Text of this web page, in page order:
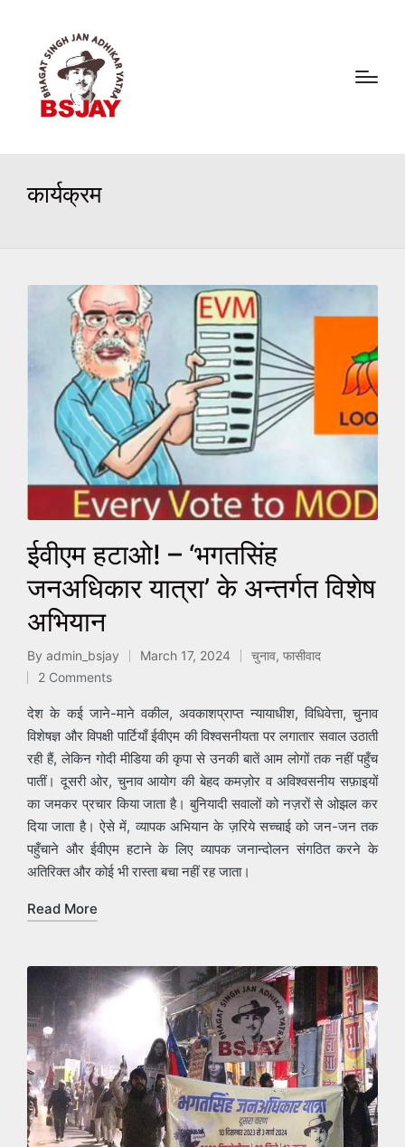
कार्यक्रम
ईवीएम हटाओ! – ‘भगतसिंह
जनअधिकार यात्रा’ के अन्तर्गत विशेष
अभियान
Posted
by
By admin_bsjay March 17, 2024
Posted
चुनाव, फासीवाद
2 Comments
देश के कई जाने-माने वकील, अवकाशप्राप्त न्यायाधीश, विधिवेत्ता, चुनाव
विशेषज्ञ और विपक्षी पार्टियाँ ईवीएम की विश्वसनीयता पर लगातार सवाल उठाती
रही हैं, लेकिन गोदी मीडिया की कृपा से उनकी बातें आम लोगों तक नहीं पहुँच
पातीं। दूसरी ओर, चुनाव आयोग की बेहद कमज़ोर व अविश्वसनीय सफ़ाइयों
का जमकर प्रचार किया जाता है। बुनियादी सवालों को नज़रों से ओझल कर
दिया जाता है। ऐसे में, व्यापक अभियान के ज़रिये सच्चाई को जन-जन तक
पहुँचाने और ईवीएम हटाने के लिए व्यापक जनान्दोलन संगठित करने के
अतिरिक्त और कोई भी रास्ता बचा नहीं रह जाता।
Read More